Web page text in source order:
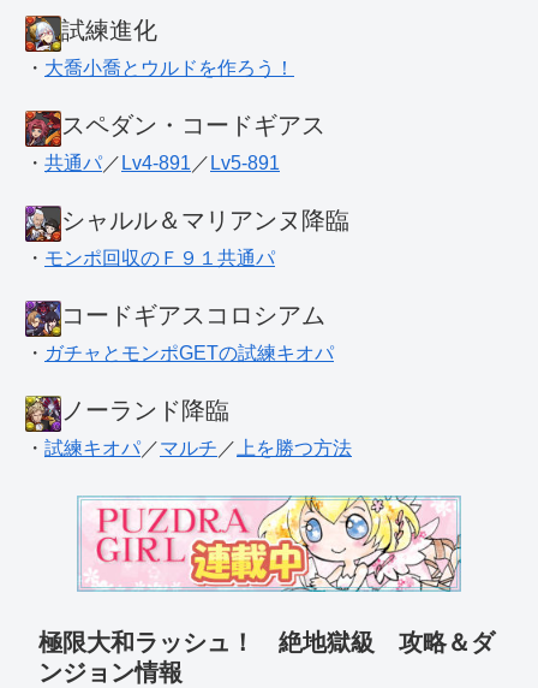
試練進化
・ 大喬小喬とウルドを作ろう！
スペダン・コードギアス
・ 共通パ ／ Lv4-891 ／ Lv5-891
シャルル＆マリアンヌ降臨
・ モンポ回収のＦ９１共通パ
コードギアスコロシアム
・ ガチャとモンポGETの試練キオパ
ノーランド降臨
・ 試練キオパ ／マルチ ／ 上を勝つ方法
極限大和ラッシュ！ 絶地獄級 攻略＆ダ
ンジョン情報